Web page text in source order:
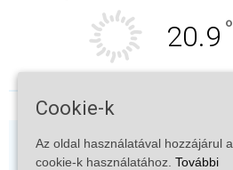
20.9 °
44%
KED
38°
SZE
31°
CSÜ
29°
Cookie-k
Az oldal használatával hozzájárul a
cookie-k használatához. További